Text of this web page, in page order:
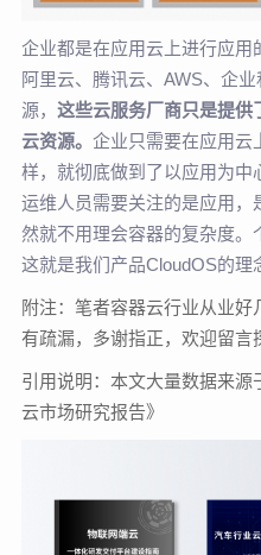
企业都是在应用云上进行应用
阿里云、腾讯云、AWS、企
源， 这些云服务厂商只是提供
云资源。 企业只需要在应用云
样，就彻底做到了以应用为中
运维人员需要关注的是应用，
然就不用理会容器的复杂度。
这就是我们产品CloudOS的理
附注：笔者容器云行业从业
有疏漏，多谢指正，欢迎留言
引用说明：本文大量数据来
云市场研究报告》